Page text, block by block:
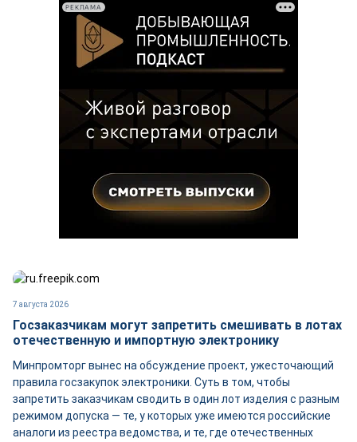
7 августа 2026
Госзаказчикам могут запретить смешивать в лотах
отечественную и импортную электронику
Минпромторг вынес на обсуждение проект, ужесточающий
правила госзакупок электроники. Суть в том, чтобы
запретить заказчикам сводить в один лот изделия с разным
режимом допуска — те, у которых уже имеются российские
аналоги из реестра ведомства, и те, где отечественных
РЕКЛАМА